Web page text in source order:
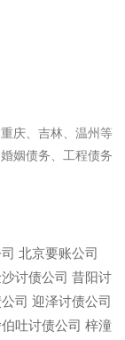
庆、吉林、温州等
姻债务、工程债务
北京要账公司
讨债公司 昔阳讨
司 迎泽讨债公司
吐讨债公司 梓潼